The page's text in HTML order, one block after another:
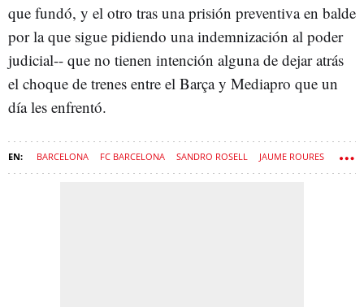
que fundó, y el otro tras una prisión preventiva en balde
por la que sigue pidiendo una indemnización al poder
judicial-- que no tienen intención alguna de dejar atrás
el choque de trenes entre el Barça y Mediapro que un
día les enfrentó.
BARCELONA FC BARCELONA SANDRO ROSELL JAUME ROURES